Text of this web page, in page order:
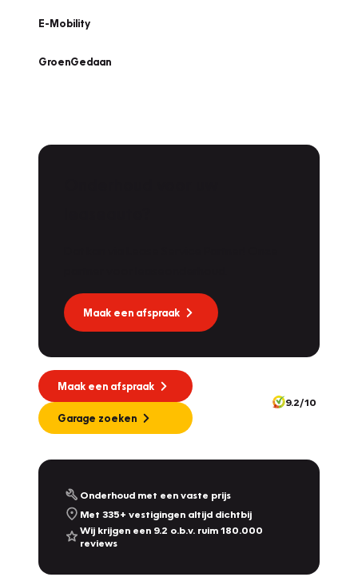
E-Mobility
GroenGedaan
Maak een afspraak
Maak een afspraak
Garage zoeken
9.2/10
Onderhoud met een vaste prijs
Met 335+ vestigingen altijd dichtbij
Wij krijgen een 9.2 o.b.v. ruim 180.000
reviews